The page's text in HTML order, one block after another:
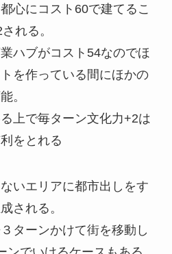
心にコスト60で建てるこ
れる。
ハブがコスト54なのでほ
を作っている間にほかの
。
上で毎ターン文化力+2は
をとれる
いエリアに都市出しをす
される。
ターンかけて街を移動し